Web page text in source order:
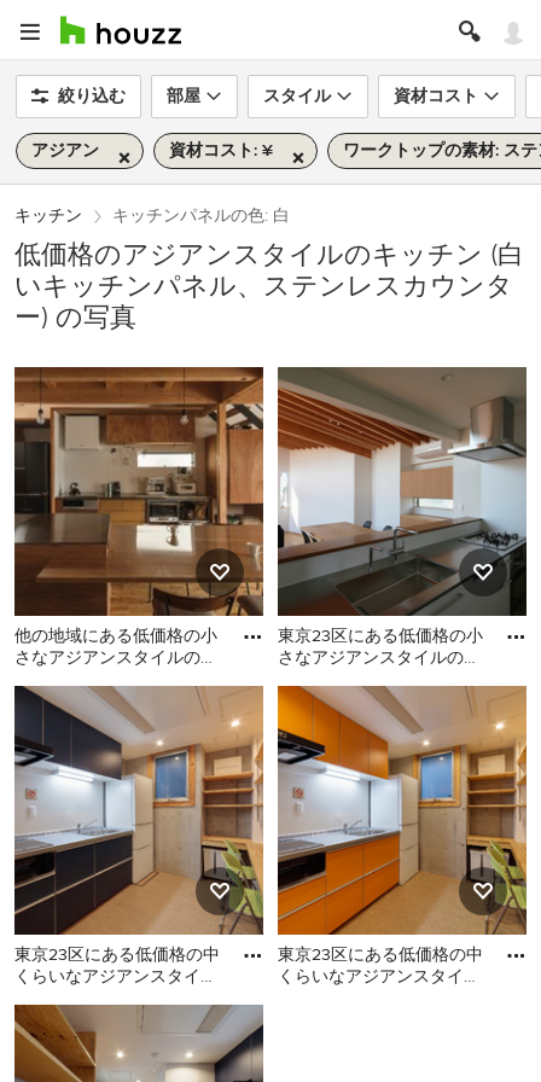
絞り込む 部屋 スタイル 資材コスト
アジアン 資材コスト: ¥ ワークトップの素材: ス
キッチン キッチンパネルの色: 白
低価格のアジアンスタイルのキッチン (白
いキッチンパネル、ステンレスカウンタ
ー) の写真
他の地域にある低価格の小
さなアジアンスタイルのお
シンク、ベージュのキャビ
他の地域にある低価格の小
さなアジアンスタイルのお
しゃれなキッチン (一体型シ
ンク、ベージュのキャビネ
ット、ステンレスカウンタ
ー、白いキッチンパネル、
セラミックタイルのキッチ
ンパネル、シルバーの調理
設備、無垢フローリング、
ベージュの床、グレーのキ
ッチンカウンター、フラッ
トパネル扉のキャビネット)
の写真
東京23区にある低価格の小
さなアジアンスタイルのお
シンク、インセット扉のキ
東京23区にある低価格の小
さなアジアンスタイルのお
しゃれなキッチン (一体型シ
ンク、インセット扉のキャ
ビネット、白いキャビネッ
ト、ステンレスカウンタ
ー、白いキッチンパネル、
ガラス板のキッチンパネ
ル、黒い調理設備、淡色無
垢フローリング、ベージュ
の床) の写真
東京23区にある低価格の中
くらいなアジアンスタイル
ングルシンク、フラットパ
東京23区にある低価格の中
くらいなアジアンスタイル
のおしゃれなキッチン (シン
東京23区にある低価格の中
くらいなアジアンスタイル